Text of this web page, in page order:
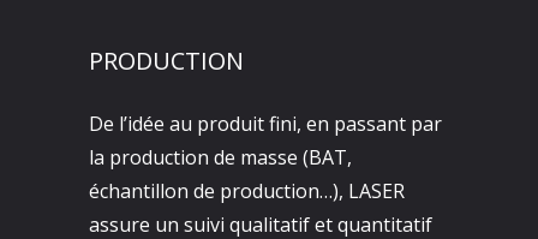
PRODUCTION
De l’idée au produit fini, en passant par
la production de masse (BAT,
échantillon de production…), LASER
assure un suivi qualitatif et quantitatif